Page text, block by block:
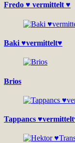
Fredo ♥ vermittelt ♥
Baki ♥vermittelt♥
Brios
Tappancs